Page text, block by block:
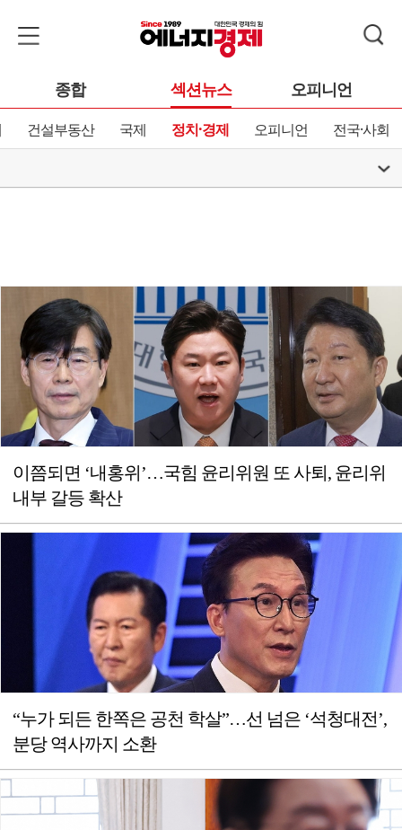
종합 섹션뉴스 오피니언
건설부동산 국제 정치·경제 오피니언 전국·사회
이쯤되면 ‘내홍위’…국힘 윤리위원 또 사퇴, 윤리위
내부 갈등 확산
“누가 되든 한쪽은 공천 학살”…선 넘은 ‘석청대전’,
분당 역사까지 소환